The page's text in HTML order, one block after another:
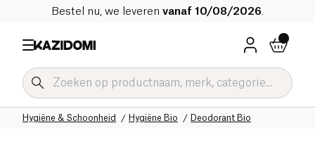
Bestel nu, we leveren vanaf 10/08/2026
Deodorant Bio
Hygiëne Bio
Hygiëne & Schoonheid
Onze biologische catalogus
Home